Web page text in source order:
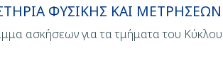
ΦΥΣΙΚΗΣ ΚΑΙ
ασκήσεων για τα τμήματα του